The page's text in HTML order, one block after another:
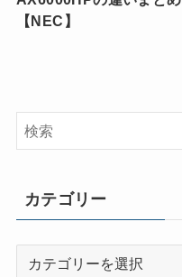
【NEC】
カテゴリー